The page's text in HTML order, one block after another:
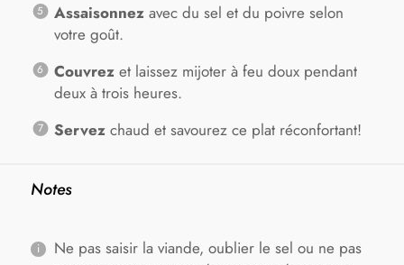
Assaisonnezavec du sel et du poivre selon
votre goût.
Couvrezet laissez mijoter à feu doux pendant
deux à trois heures.
Servezchaud et savourez ce plat réconfortant!
Notes
Ne pas saisir la viande, oublier le sel ou ne pas